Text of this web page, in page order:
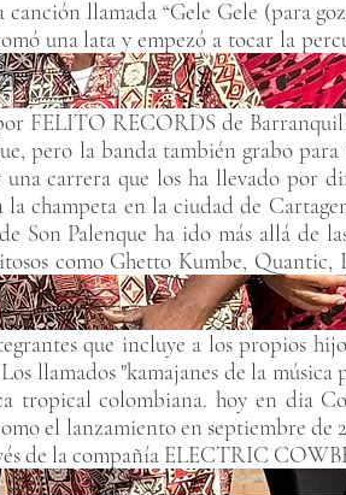
llamada “Gele Gele (para
una lata y empezó a tocar la
FELITO RECORDS de
pero la banda también grabo
carrera que los ha llevado por
champeta en la ciudad de
Son Palenque ha ido más allá de
como Ghetto Kumbe, Quantic,
que incluye a los propios
llamados "kamajanes de la música
tropical colombiana. hoy en dia
el lanzamiento en septiembre de
de la compañía ELECTRIC